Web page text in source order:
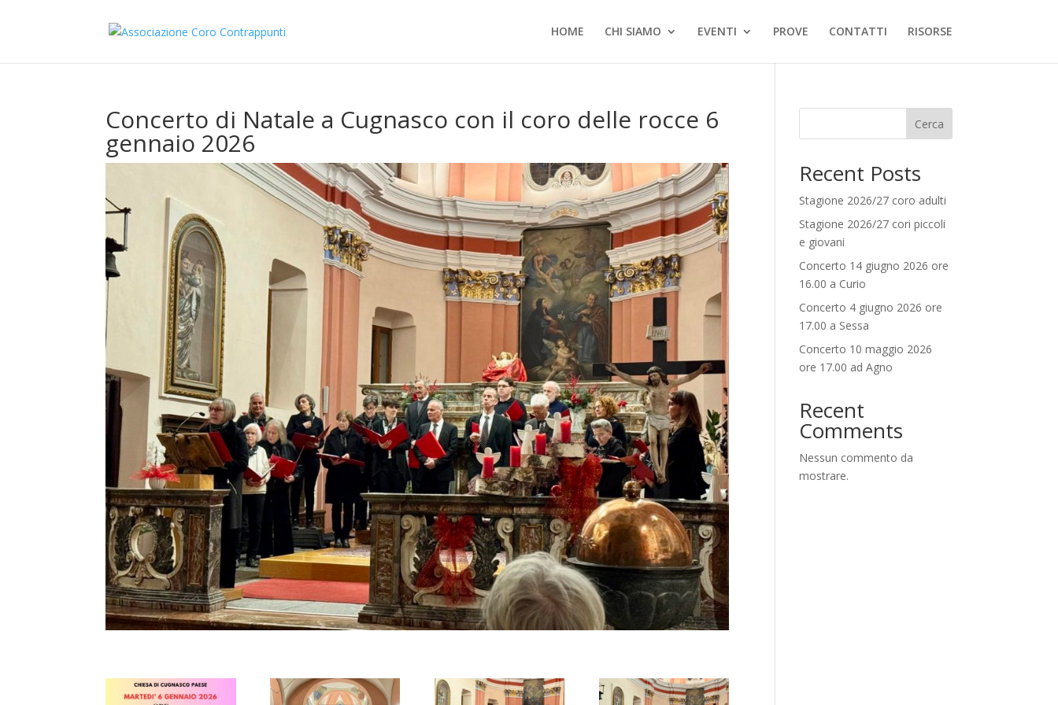
HOME CHI SIAMO EVENTI PROVE CONTATTI RISORSE
Concerto di Natale a Cugnasco con il coro delle rocce 6
gennaio 2026
Cerca
Recent Posts
Stagione 2026/27 coro adulti
Stagione 2026/27 cori piccoli
e giovani
Concerto 14 giugno 2026 ore
16.00 a Curio
Concerto 4 giugno 2026 ore
17.00 a Sessa
Concerto 10 maggio 2026
ore 17.00 ad Agno
Recent
Comments
Nessun commento da
mostrare.